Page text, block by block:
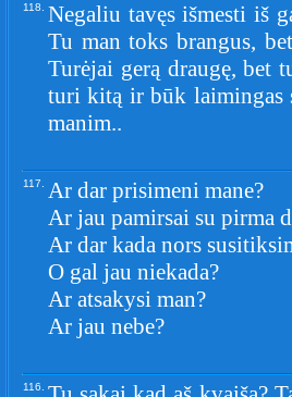
118. Negaliu tavęs išmesti iš
Tu man toks brangus,
Turėjai gerą draugę, bet
turi kitą ir būk laimingas
manim..
117. Ar dar prisimeni mane?
Ar jau pamirsai su pirma
Ar dar kada nors
O gal jau niekada?
Ar atsakysi man?
Ar jau nebe?
116.